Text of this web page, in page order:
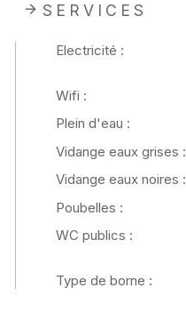
SERVICES
Electricité :
Wifi :
Plein d'eau :
Vidange eaux grises :
Vidange eaux noires :
Poubelles :
WC publics :
Type de borne :